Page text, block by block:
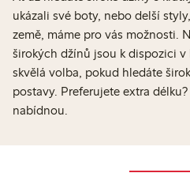
ukázali své boty, nebo delší
země, máme pro vás možnosti.
širokých džínů jsou k dispozici
skvělá volba, pokud hledáte
postavy. Preferujete extra
nabídnou.